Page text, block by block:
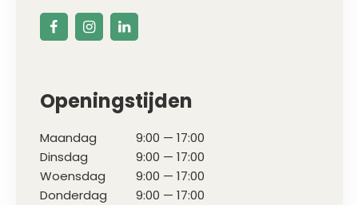
Openingstijden
Maandag
9:00 — 17:00
Dinsdag
9:00 — 17:00
Woensdag
9:00 — 17:00
Donderdag
9:00 — 17:00